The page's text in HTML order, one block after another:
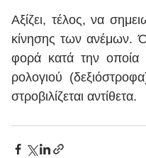
Αξίζει, τέλος, να
κίνησης των ανέμων.
φορά κατά την οποία
ρολογιού
στροβιλίζεται αντίθετα.